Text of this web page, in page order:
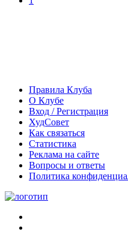
Правила Клуба
О Клубе
Вход / Регистрация
ХудСовет
Как связаться
Статистика
Реклама на сайте
Вопросы и ответы
Политика